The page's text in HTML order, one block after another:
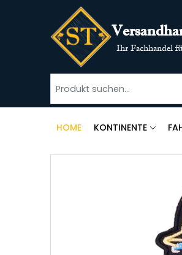
Ihr Fachhandel
HOME KONTINENTE